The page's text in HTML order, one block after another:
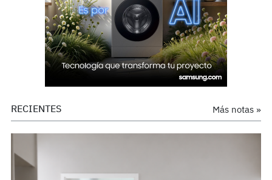
Más notas »
RECIENTES